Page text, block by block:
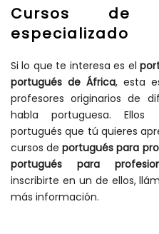
Cursos de
especializado
Si lo que te interesa es el
portugués de África, esta
profesores originarios de
habla portuguesa.
portugués que tú quieres
cursos deportugués para
portugués para
inscribirte en un de ellos,
más información.